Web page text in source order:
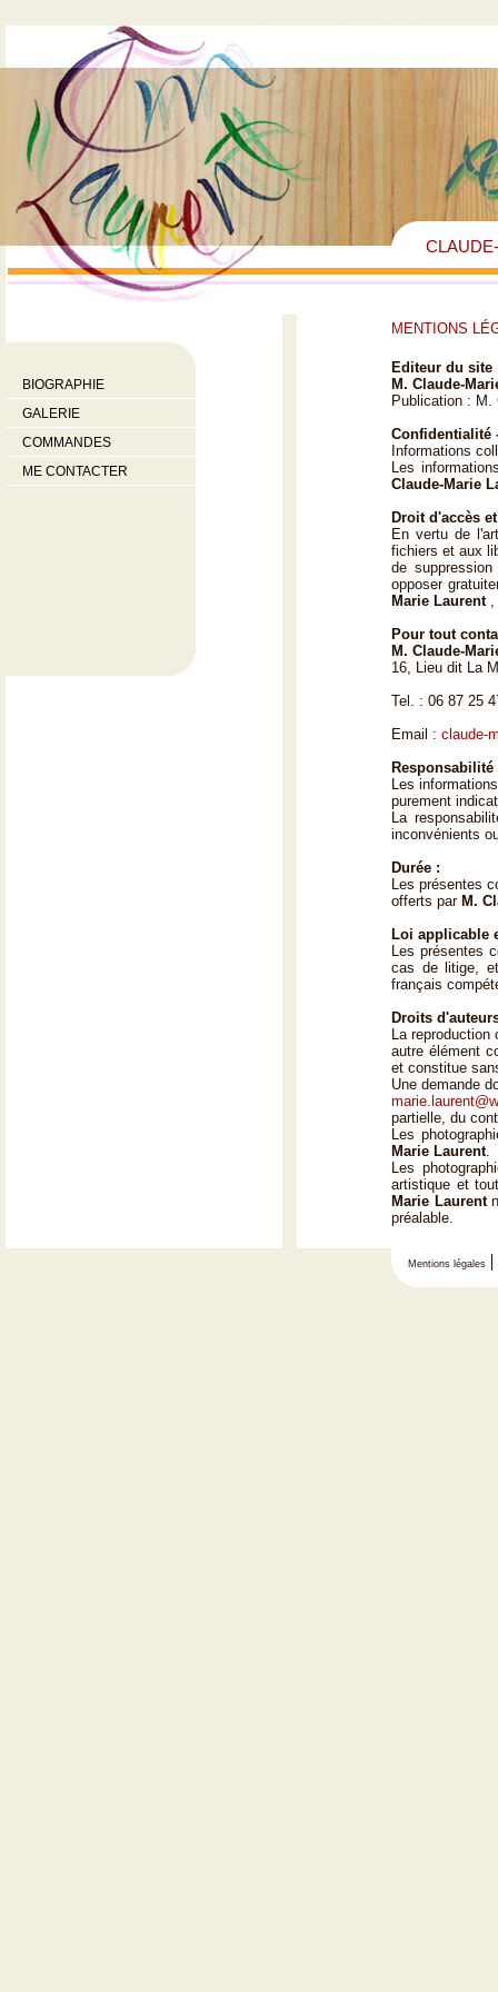
BIOGRAPHIE
GALERIE
COMMANDES
ME CONTACTER
MENTIONS
Editeur du site
M. Claude-
Publication : M.
Confidentialité
Informations
Les
Claude-Marie
Droit d'accès
En vertu de
fichiers et aux
de
opposer
Marie Laurent,
Pour tout
M. Claude-
16, Lieu dit La
Tel. : 06 87 25
Email : claude-
Responsabilité
Les
purement
La
inconvénients
Durée :
Les présentes
offerts par M.
Loi applicable
Les présentes
cas de litige,
français
Droits
La
autre élément
et constitue
Une demande
partielle, du
Les
Marie Laurent.
Les
artistique et
Marie Laurent
préalable.
Mentions légales